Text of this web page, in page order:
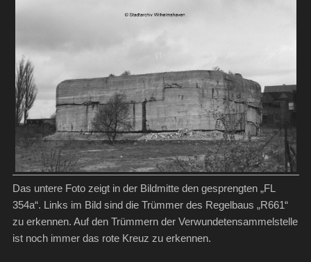
Das untere Foto zeigt in der Bildmitte den gesprengten „FL
354a“. Links im Bild sind die Trümmer des Regelbaus „R661“
zu erkennen. Auf den Trümmern der Verwundetensammelstelle
ist noch immer das rote Kreuz zu erkennen.